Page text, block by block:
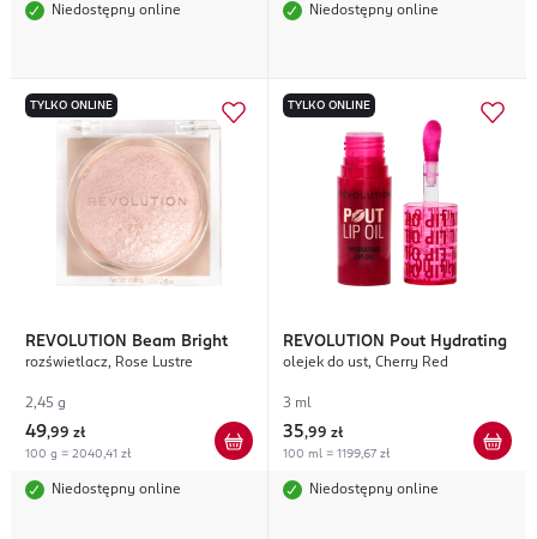
Niedostępny online Niedostępny online
TYLKO ONLINE
REVOLUTION Beam Bright
rozświetlacz, Rose Lustre
2,45 g
49,99 zł
100 g = 2040,41 zł
Niedostępny online
TYLKO ONLINE
REVOLUTION Pout Hydrating
olejek do ust, Cherry Red
3 ml
35,99 zł
100 ml = 1199,67 zł
Niedostępny online